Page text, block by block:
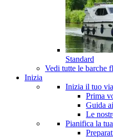
Standard
Vedi tutte le barche
Inizia
Inizia il tuo
Prima
Guida
Le
Pianifica la